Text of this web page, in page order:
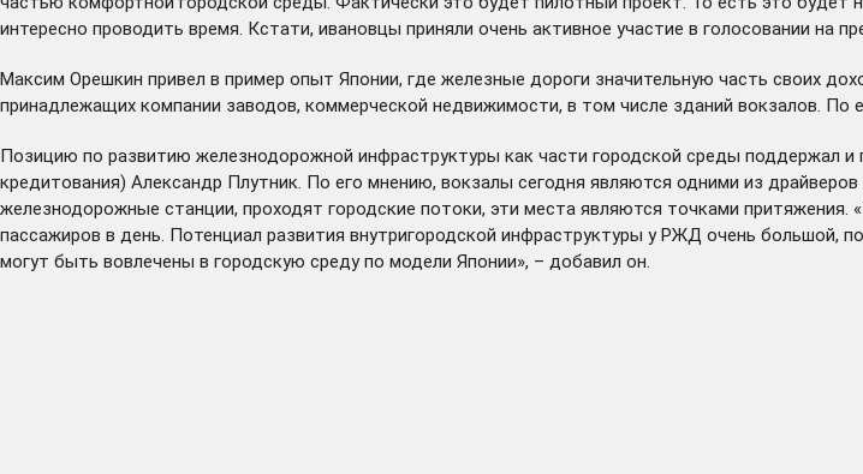
интересно проводить время. Кстати, ивановцы приняли очень активное участие в голосовании на
Максим Орешкин привел в пример опыт Японии, где железные дороги значительную часть своих
принадлежащих компании заводов, коммерческой недвижимости, в том числе зданий вокзалов.
Позицию по развитию железнодорожной инфраструктуры как части городской среды поддержал
кредитования) Александр Плутник. По его мнению, вокзалы сегодня являются одними из
железнодорожные станции, проходят городские потоки, эти места являются точками
пассажиров в день. Потенциал развития внутригородской инфраструктуры у РЖД очень большой,
могут быть вовлечены в городскую среду по модели Японии», – добавил он.